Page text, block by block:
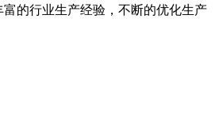
的行业生产经验，不断的优化生产